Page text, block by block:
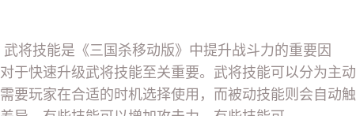
将技能是《三国杀移动版》中提升战斗力的重要因
于快速升级武将技能至关重要。武将技能可以分为主动
要玩家在合适的时机选择使用，而被动技能则会自动触